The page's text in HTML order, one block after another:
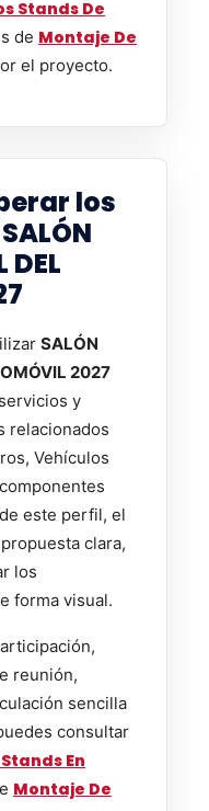
Stands De
de Montaje De
el proyecto.
los
DEL
SALÓN
2027
y
relacionados
Vehículos
este perfil, el
clara,
los
forma visual.
reunión,
sencilla
consultar
En
Montaje De